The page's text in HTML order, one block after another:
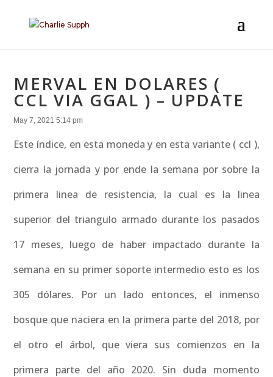
MERVAL EN DOLARES (
CCL VIA GGAL ) – UPDATE
May 7, 2021 5:14 pm
Este índice, en esta moneda y en esta variante ( ccl ),
cierra la jornada y por ende la semana por sobre la
primera linea de resistencia, la cual es la linea
superior del triangulo armado durante los pasados
17 meses, luego de haber impactado durante la
semana en su primer soporte intermedio esto es los
305 dólares. Por un lado entonces, el inmenso
bosque que naciera en la primera parte del 2018, por
el otro el árbol, que viera sus comienzos en la
primera parte del año 2020. Sin duda momento